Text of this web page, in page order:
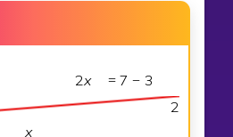
2x = 7 − 3
2
x